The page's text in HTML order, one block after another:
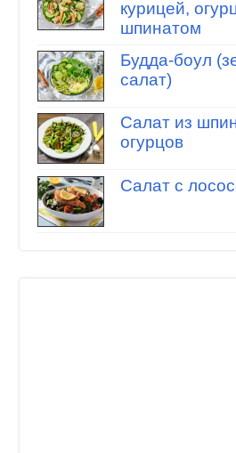
курицей,
шпинатом
Будда-боул
салат)
Салат из
огурцов
Салат с